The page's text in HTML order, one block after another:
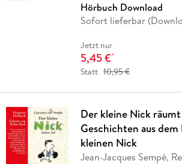
Hörbuch Download
Sofort lieferbar
Jetzt nur
5,45 €*
Statt 10,95 €
Der kleine Nick
Geschichten aus dem
kleinen Nick
Jean-Jacques Sempé,